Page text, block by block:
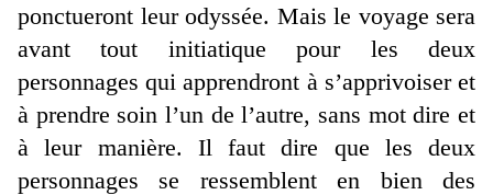
ponctueront leur odyssée. Mais le voyage sera
avant tout initiatique pour les deux
personnages qui apprendront à s’apprivoiser et
à prendre soin l’un de l’autre, sans mot dire et
à leur manière. Il faut dire que les deux
personnages se ressemblent en bien des